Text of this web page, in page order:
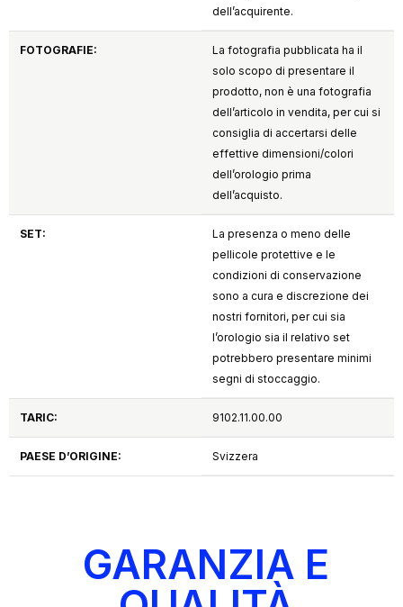
dell’acquirente.
FOTOGRAFIE:
La fotografia pubblicata ha il
solo scopo di presentare il
prodotto, non è una fotografia
dell’articolo in vendita, per cui si
consiglia di accertarsi delle
effettive dimensioni/colori
dell’orologio prima
dell’acquisto.
SET:
La presenza o meno delle
pellicole protettive e le
condizioni di conservazione
sono a cura e discrezione dei
nostri fornitori, per cui sia
l’orologio sia il relativo set
potrebbero presentare minimi
segni di stoccaggio.
TARIC: 9102.11.00.00
PAESE D’ORIGINE: Svizzera
GARANZIA E